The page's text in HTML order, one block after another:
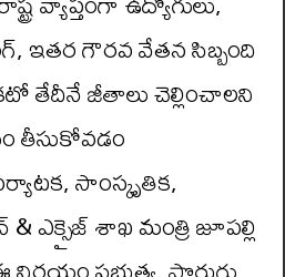
ఇతర గౌరవ వేతన సిబ్బంది
తేదీనే జీతాలు చెల్లించాలని
తీసుకోవ‌డం
సాంస్కృతిక,
ఎక్సైజ్ శాఖ‌ మంత్రి జూపల్లి